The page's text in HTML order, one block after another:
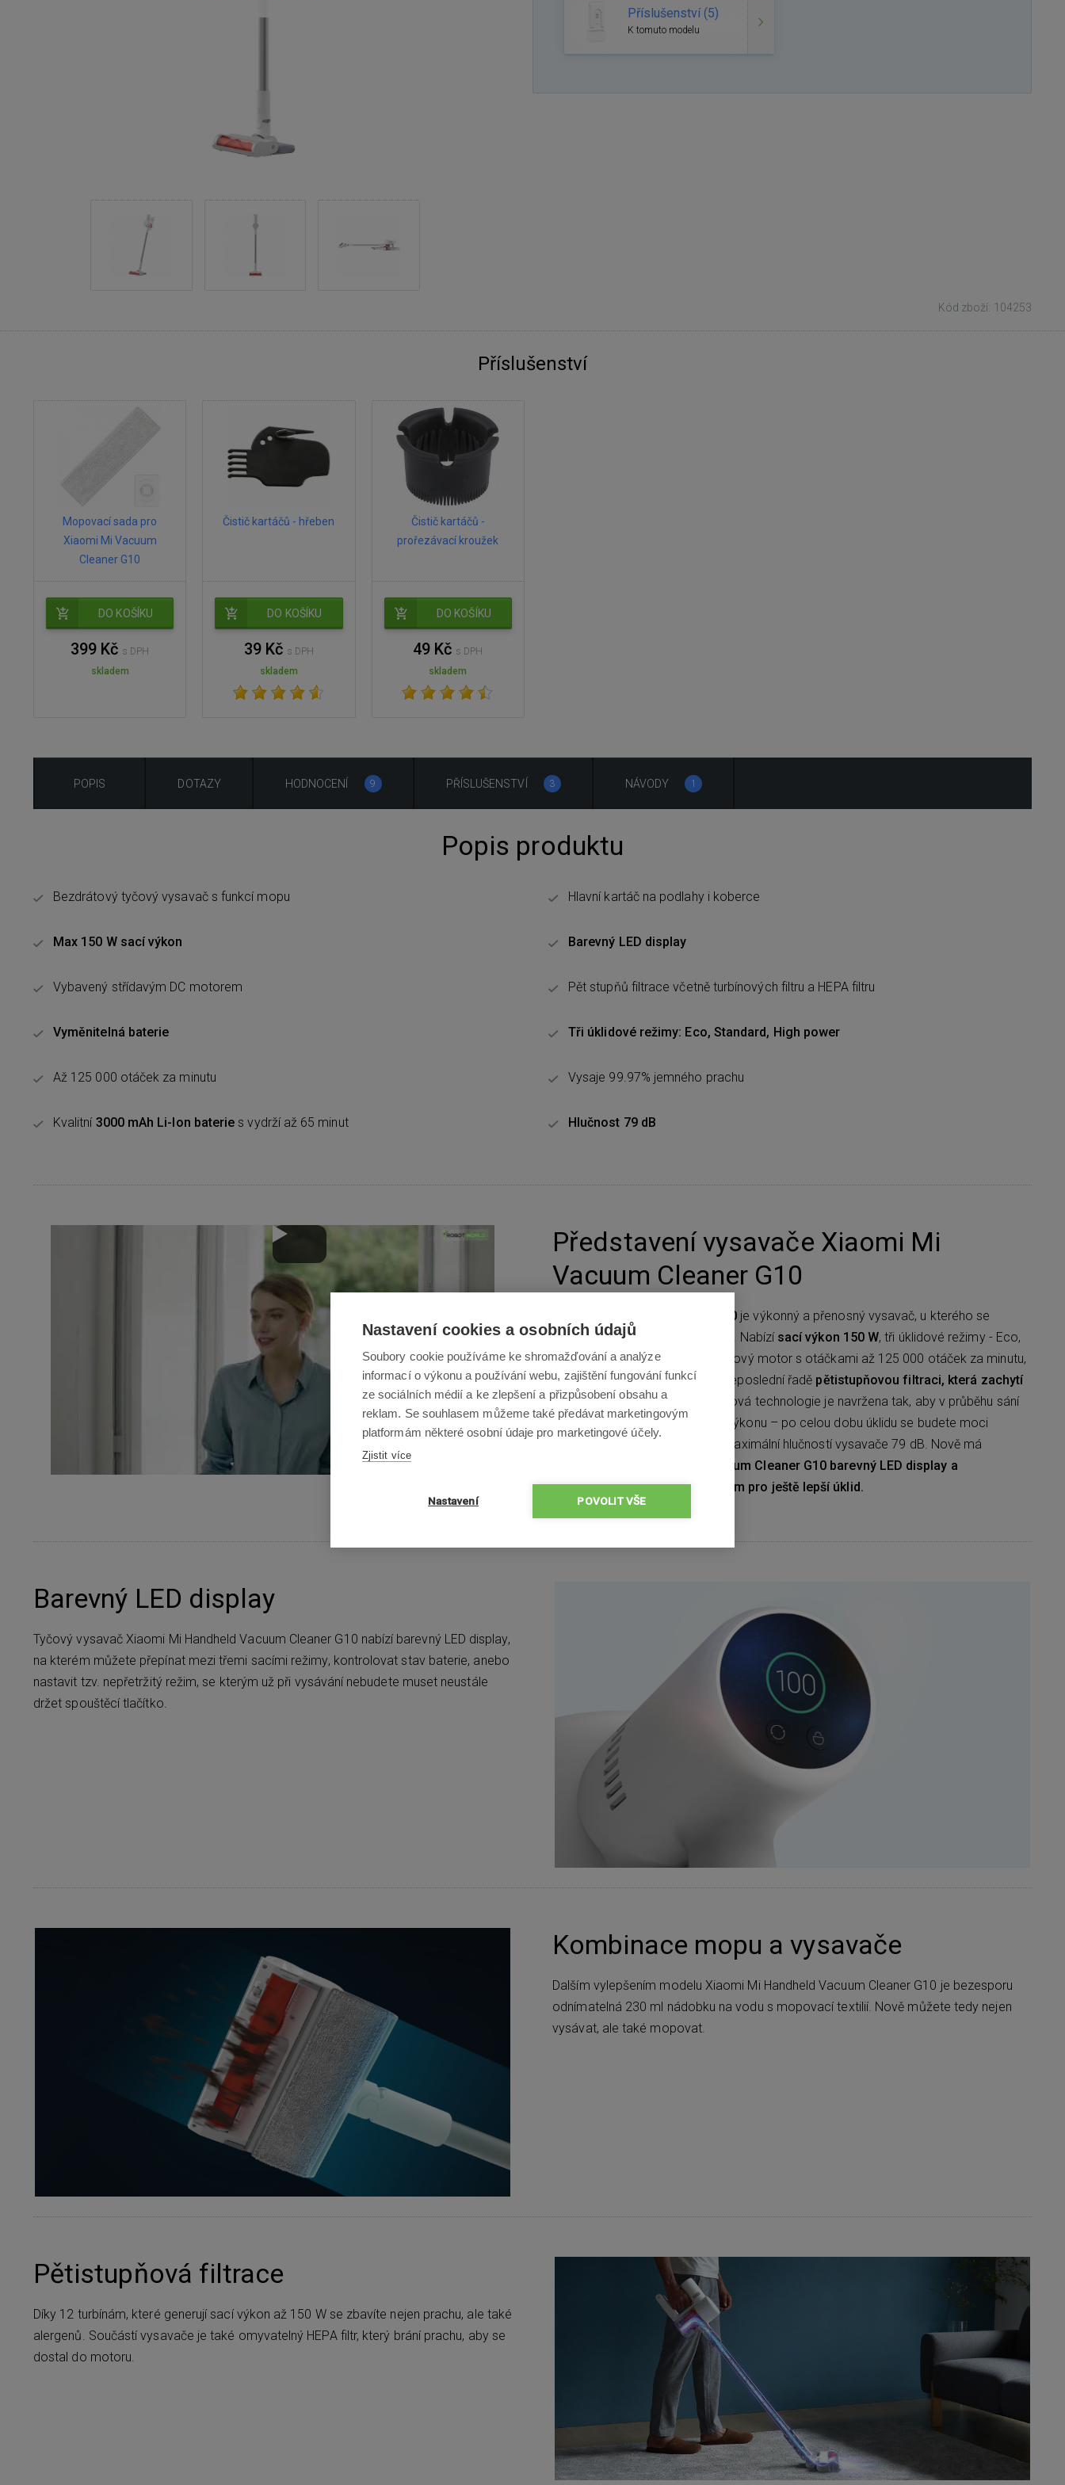
Příslušenství (5)
K tomuto modelu
Kód zboží: 104253
Příslušenství
Mopovací sada pro
Xiaomi Mi Vacuum
Cleaner G10
DO KOŠÍKU
399 Kč s DPH
skladem
Čistič kartáčů - hřeben
DO KOŠÍKU
39 Kč s DPH
skladem
Čistič kartáčů -
prořezávací kroužek
DO KOŠÍKU
49 Kč s DPH
skladem
POPIS DOTAZY HODNOCENÍ 9 PŘÍSLUŠENSTVÍ 3 NÁVODY 1
Popis produktu
Bezdrátový tyčový vysavač s funkcí mopu
Max 150 W sací výkon
Vybavený střídavým DC motorem
Vyměnitelná baterie
Až 125 000 otáček za minutu
Kvalitní3000 mAh Li-Ion baterie s vydrží až 65 minut
Hlavní kartáč na podlahy i koberce
Barevný LED display
Pět stupňů filtrace včetně turbínových filtru a HEPA filtru
Tři úklidové režimy: Eco, Standard, High power
Vysaje 99.97% jemného prachu
Hlučnost 79 dB
Představení vysavače Xiaomi Mi
Vacuum Cleaner G10
Xiaomi Mi Vacuum Cleaner G10 je výkonný a přenosný vysavač, u kterého se
obejdete bez jakéhokoliv kabelu. Nabízísací výkon 150 W, tři úklidové režimy - Eco,
Standard, High power, bezkartáčový motor s otáčkami až 125 000 otáček za minutu,
12 cyklónovou technologii a v neposlední řadě pětistupňovou filtraci, která zachytí
až 99,97 % částic. Nová cyklónová technologie je navržena tak, aby v průběhu sání
nedocházelo k poklesu sacího výkonu – po celou dobu úklidu se budete moci
spolehnout na stabilní výkon s maximální hlučností vysavače 79 dB. Nově má
Xiaomi Mi Vacuum Cleaner G10 barevný LED display a
odnímatelnou nádobka s mopem pro ještě lepší úklid.
Barevný LED display
Tyčový vysavač Xiaomi Mi Handheld Vacuum Cleaner G10 nabízí barevný LED display,
na kterém můžete přepínat mezi třemi sacími režimy, kontrolovat stav baterie, anebo
nastavit tzv. nepřetržitý režim, se kterým už při vysávání nebudete muset neustále
držet spouštěcí tlačítko.
Kombinace mopu a vysavače
Dalším vylepšením modelu Xiaomi Mi Handheld Vacuum Cleaner G10 je bezesporu
odnímatelná 230 ml nádobku na vodu s mopovací textilií. Nově můžete tedy nejen
vysávat, ale také mopovat.
Pětistupňová filtrace
Díky 12 turbínám, které generují sací výkon až 150 W se zbavíte nejen prachu, ale také
alergenů. Součástí vysavače je také omyvatelný HEPA filtr, který brání prachu, aby se
dostal do motoru.
Nastavení cookies a osobních údajů
Soubory cookie používáme ke shromažďování a analýze
informací o výkonu a používání webu, zajištění fungování funkcí
ze sociálních médií a ke zlepšení a přizpůsobení obsahu a
reklam. Se souhlasem můžeme také předávat marketingovým
platformám některé osobní údaje pro marketingové účely.
Zjistit více
Nastavení POVOLIT VŠE